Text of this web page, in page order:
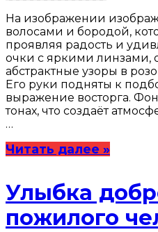
На изображении
волосами и бородой,
проявляя радость и
очки с яркими
абстрактные узоры в
Его руки подняты к
выражение восторга.
тонах, что создаёт
…
Читать далее »
Улыбка
пожилого